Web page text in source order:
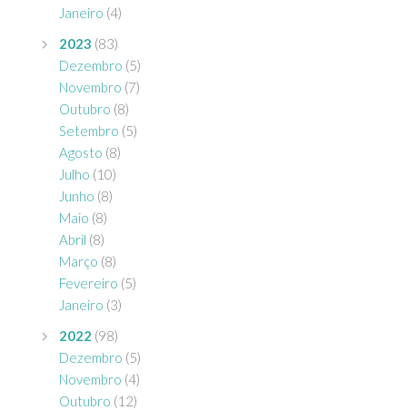
Janeiro (4)
2023 (83)
Dezembro (5)
Novembro (7)
Outubro (8)
Setembro (5)
Agosto (8)
Julho (10)
Junho (8)
Maio (8)
Abril (8)
Março (8)
Fevereiro (5)
Janeiro (3)
2022 (98)
Dezembro (5)
Novembro (4)
Outubro (12)